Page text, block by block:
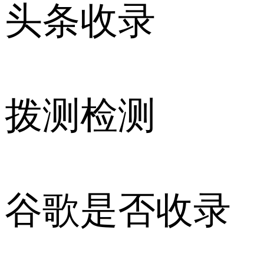
头条收录
拨测检测
谷歌是否收录